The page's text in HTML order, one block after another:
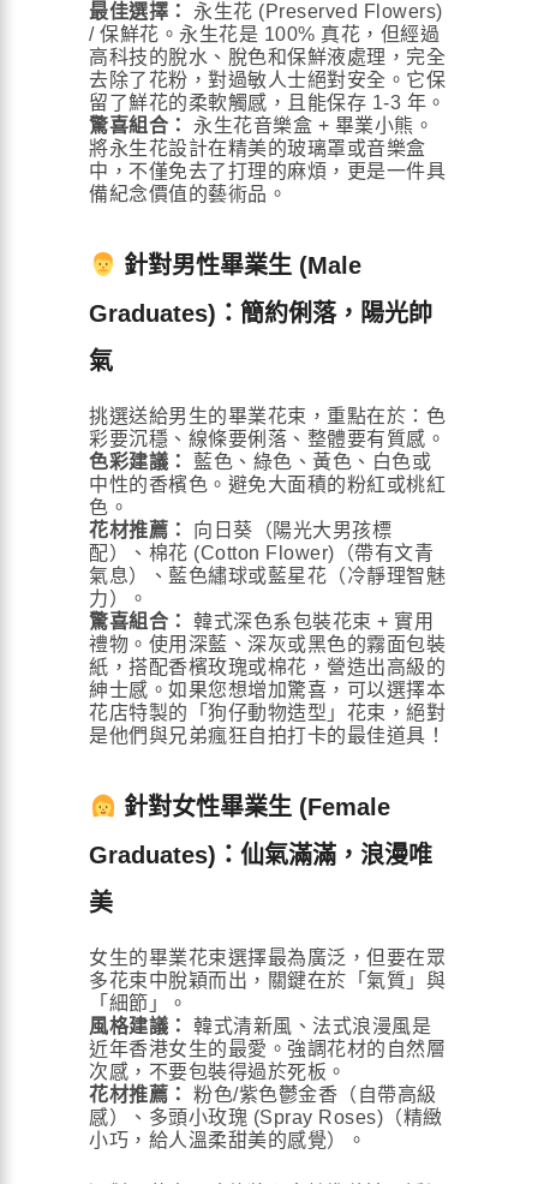
最佳選擇：
永生花 (Preserved Flowers)
/ 保鮮花。永生花是 100% 真花，但經過
高科技的脫水、脫色和保鮮液處理，完全
去除了花粉，對過敏人士絕對安全。它保
留了鮮花的柔軟觸感，且能保存 1-3 年。
驚喜組合：
永生花音樂盒 + 畢業小熊。
將永生花設計在精美的玻璃罩或音樂盒
中，不僅免去了打理的麻煩，更是一件具
備紀念價值的藝術品。
針對男性畢業生 (Male
Graduates)：簡約俐落，陽光帥
氣
挑選送給男生的畢業花束，重點在於：色
彩要沉穩、線條要俐落、整體要有質感。
色彩建議：
藍色、綠色、黃色、白色或
中性的香檳色。避免大面積的粉紅或桃紅
色。
花材推薦：
向日葵（陽光大男孩標
配）、棉花 (Cotton Flower)（帶有文青
氣息）、藍色繡球或藍星花（冷靜理智魅
力）。
驚喜組合：
韓式深色系包裝花束 + 實用
禮物。使用深藍、深灰或黑色的霧面包裝
紙，搭配香檳玫瑰或棉花，營造出高級的
紳士感。如果您想增加驚喜，可以選擇本
花店特製的「狗仔動物造型」花束，絕對
是他們與兄弟瘋狂自拍打卡的最佳道具！
針對女性畢業生 (Female
Graduates)：仙氣滿滿，浪漫唯
美
女生的畢業花束選擇最為廣泛，但要在眾
多花束中脫穎而出，關鍵在於「氣質」與
「細節」。
風格建議：
韓式清新風、法式浪漫風是
近年香港女生的最愛。強調花材的自然層
次感，不要包裝得過於死板。
花材推薦：
粉色/紫色鬱金香（自帶高級
感）、多頭小玫瑰 (Spray Roses)（精緻
小巧，給人溫柔甜美的感覺）。